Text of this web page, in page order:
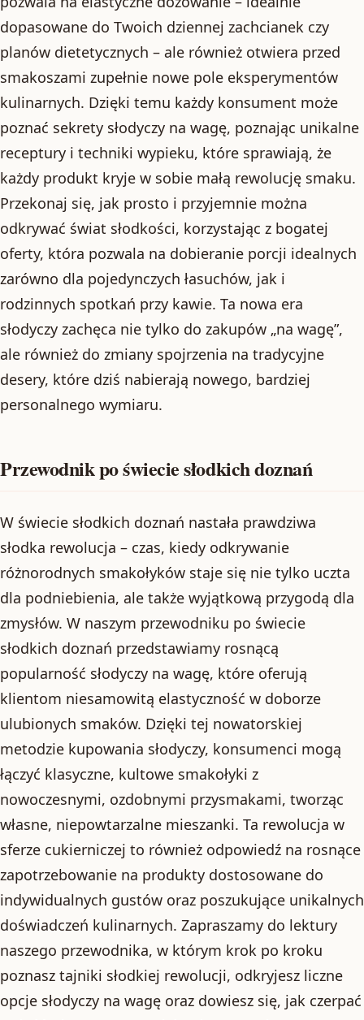
dopasowane do Twoich dziennej zachcianek czy
planów dietetycznych – ale również otwiera przed
smakoszami zupełnie nowe pole eksperymentów
kulinarnych. Dzięki temu każdy konsument może
poznać sekrety słodyczy na wagę, poznając unikalne
receptury i techniki wypieku, które sprawiają, że
każdy produkt kryje w sobie małą rewolucję smaku.
Przekonaj się, jak prosto i przyjemnie można
odkrywać świat słodkości, korzystając z bogatej
oferty, która pozwala na dobieranie porcji idealnych
zarówno dla pojedynczych łasuchów, jak i
rodzinnych spotkań przy kawie. Ta nowa era
słodyczy zachęca nie tylko do zakupów „na wagę”,
ale również do zmiany spojrzenia na tradycyjne
desery, które dziś nabierają nowego, bardziej
personalnego wymiaru.
Przewodnik po świecie słodkich doznań
W świecie słodkich doznań nastała prawdziwa
słodka rewolucja – czas, kiedy odkrywanie
różnorodnych smakołyków staje się nie tylko uczta
dla podniebienia, ale także wyjątkową przygodą dla
zmysłów. W naszym przewodniku po świecie
słodkich doznań przedstawiamy rosnącą
popularność słodyczy na wagę, które oferują
klientom niesamowitą elastyczność w doborze
ulubionych smaków. Dzięki tej nowatorskiej
metodzie kupowania słodyczy, konsumenci mogą
łączyć klasyczne, kultowe smakołyki z
nowoczesnymi, ozdobnymi przysmakami, tworząc
własne, niepowtarzalne mieszanki. Ta rewolucja w
sferze cukierniczej to również odpowiedź na rosnące
zapotrzebowanie na produkty dostosowane do
indywidualnych gustów oraz poszukujące unikalnych
doświadczeń kulinarnych. Zapraszamy do lektury
naszego przewodnika, w którym krok po kroku
poznasz tajniki słodkiej rewolucji, odkryjesz liczne
opcje słodyczy na wagę oraz dowiesz się, jak czerpać